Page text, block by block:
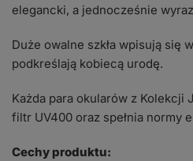
elegancki, a jednocześnie
Duże owalne szkła wpisują się
podkreślają kobiecą urodę.
Każda para okularów z Kolekcji
filtr UV400 oraz spełnia normy
Cechy produktu: